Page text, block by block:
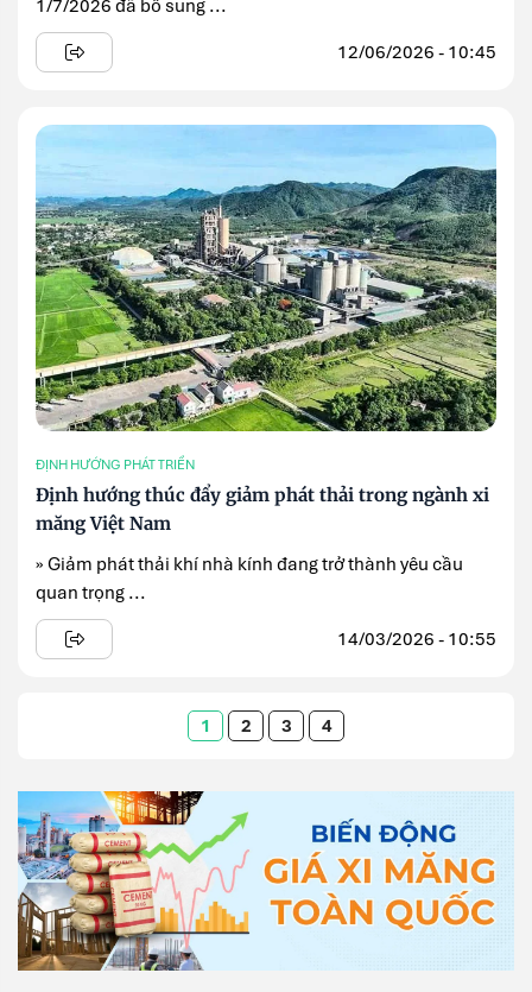
1/7/2026 đã bổ sung ...
12/06/2026 - 10:45
ĐỊNH HƯỚNG PHÁT TRIỂN
Định hướng thúc đẩy giảm phát thải trong ngành xi
măng Việt Nam
» Giảm phát thải khí nhà kính đang trở thành yêu cầu
quan trọng ...
14/03/2026 - 10:55
1 2 3 4